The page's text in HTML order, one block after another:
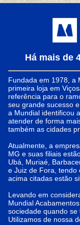
Há mais de
Fundada em 1978, a
primeira loja em
referência para o
seu grande sucesso
a Mundial identificou
atender de forma
também as cidades
Atualmente, a
MG e suas filiais
Ubá, Muriaé,
e Juiz de Fora, tendo
acima citadas estão
Levando em
Mundial
sociedade quando
Utilizamos de nossa